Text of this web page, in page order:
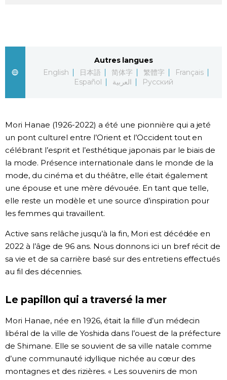
Vidéos
Tokyo
Autres langues
English
日本語 简体字 繁體字
Français
Español
العربية Русский
Mori Hanae (1926-2022) a été une pionnière qui a jeté
un pont culturel entre l’Orient et l’Occident tout en
célébrant l’esprit et l’esthétique japonais par le biais de
la mode. Présence internationale dans le monde de la
mode, du cinéma et du théâtre, elle était également
une épouse et une mère dévouée. En tant que telle,
elle reste un modèle et une source d’inspiration pour
les femmes qui travaillent.
Active sans relâche jusqu’à la fin, Mori est décédée en
2022 à l’âge de 96 ans. Nous donnons ici un bref récit de
sa vie et de sa carrière basé sur des entretiens effectués
au fil des décennies.
Le papillon qui a traversé la mer
Mori Hanae, née en 1926, était la fille d’un médecin
libéral de la ville de Yoshida dans l’ouest de la préfecture
de Shimane. Elle se souvient de sa ville natale comme
d’une communauté idyllique nichée au cœur des
montagnes et des rizières. « Les souvenirs de mon